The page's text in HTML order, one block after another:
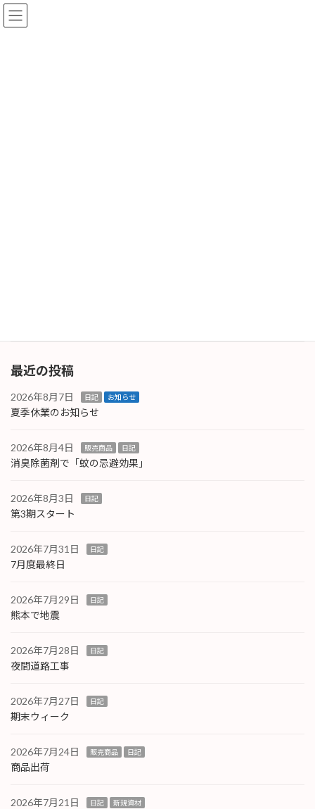
コ
ン
ナ
ビ
最近の投稿
2026年8月7日 日記 お知らせ
夏季休業のお知らせ
2026年8月4日 販売商品 日記
消臭除菌剤で「蚊の忌避効果」
2026年8月3日 日記
第3期スタート
2026年7月31日 日記
7月度最終日
2026年7月29日 日記
熊本で地震
2026年7月28日 日記
夜間道路工事
2026年7月27日 日記
期末ウィーク
2026年7月24日 販売商品 日記
商品出荷
2026年7月21日 日記 新規資材